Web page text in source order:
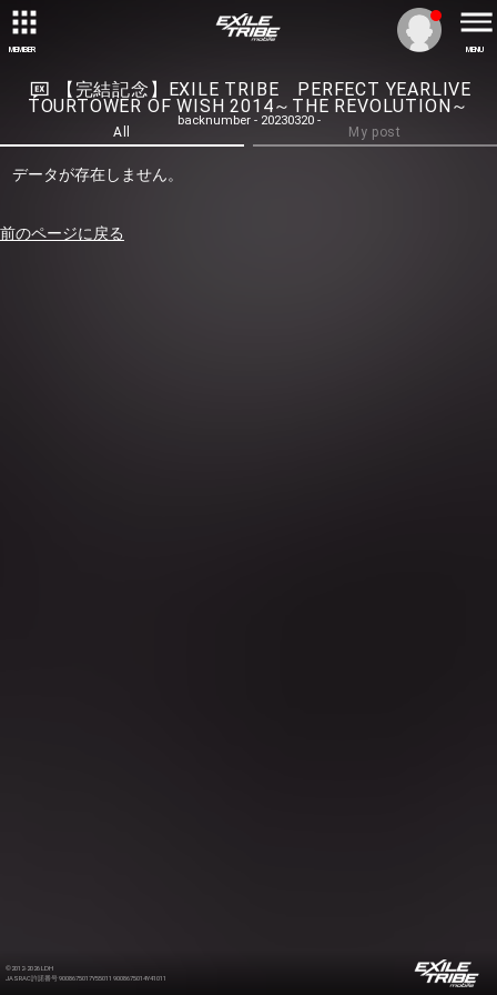
MEMBER MENU
【完結記念】EXILE TRIBE PERFECT YEARLIVE
TOURTOWER OF WISH 2014～THE REVOLUTION～
backnumber - 20230320 -
All My post
データが存在しません。
前のページに戻る
©2012-2026 LDH
JASRAC許諾番号 9008675017Y55011 9008675014Y41011